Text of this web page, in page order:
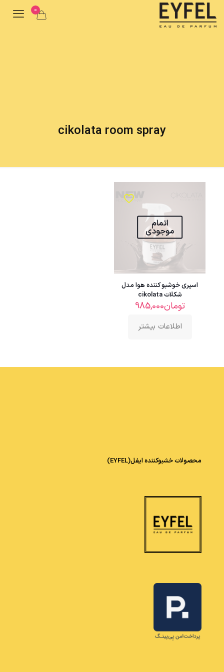
0
cikolata room spray
اتمام
موجودی
اسپری خوشبو کننده هوا مدل
شکلات cikolata
تومان985,000
اطلاعات بیشتر
محصولات خشبوکننده ایفل(EYFEL)